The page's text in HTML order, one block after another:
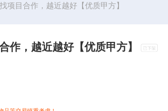
项目合作，越近越好【优质甲方】
作，越近越好【优质甲方】